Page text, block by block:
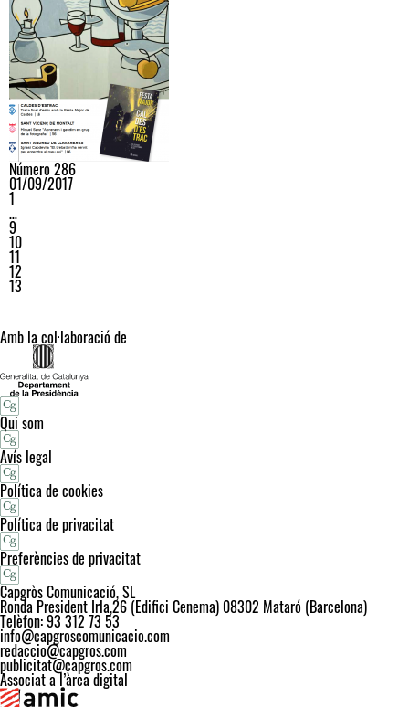
Número 286
01/09/2017
1
…
9
10
11
12
13
Amb la col·laboració de
Qui som
Avís legal
Política de cookies
Política de privacitat
Preferències de privacitat
Capgròs Comunicació, SL
Ronda President Irla,26 (Edifici Cenema) 08302 Mataró (Barcelona)
Telèfon: 93 312 73 53
info@capgroscomunicacio.com
redaccio@capgros.com
publicitat@capgros.com
Associat a l’àrea digital